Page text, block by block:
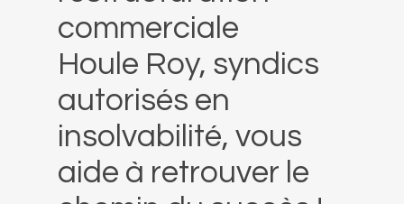
commerciale
Houle Roy, syndics
autorisés en
insolvabilité, vous
aide à retrouver le